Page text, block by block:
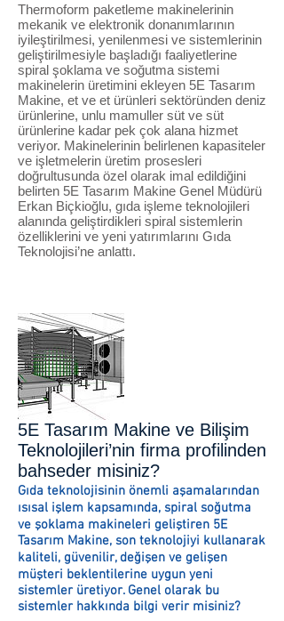
Thermoform paketleme makinelerinin
mekanik ve elektronik donanımlarının
iyileştirilmesi, yenilenmesi ve sistemlerinin
geliştirilmesiyle başladığı faaliyetlerine
spiral şoklama ve soğutma sistemi
makinelerin üretimini ekleyen 5E Tasarım
Makine, et ve et ürünleri sektöründen deniz
ürünlerine, unlu mamuller süt ve süt
ürünlerine kadar pek çok alana hizmet
veriyor. Makinelerinin belirlenen kapasiteler
ve işletmelerin üretim prosesleri
doğrultusunda özel olarak imal edildiğini
belirten 5E Tasarım Makine Genel Müdürü
Erkan Biçkioğlu, gıda işleme teknolojileri
alanında geliştirdikleri spiral sistemlerin
özelliklerini ve yeni yatırımlarını Gıda
Teknolojisi’ne anlattı.
5E Tasarım Makine ve Bilişim
Teknolojileri’nin firma profilinden
bahseder misiniz?
Gıda teknolojisinin önemli aşamalarından
ısısal işlem kapsamında, spiral soğutma
ve şoklama makineleri geliştiren 5E
Tasarım Makine, son teknolojiyi kullanarak
kaliteli, güvenilir, değişen ve gelişen
müşteri beklentilerine uygun yeni
sistemler üretiyor. Genel olarak bu
sistemler hakkında bilgi verir misiniz?